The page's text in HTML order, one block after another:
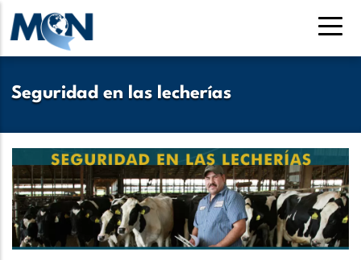
Pasar
contenido
Seguridad en las lecherías